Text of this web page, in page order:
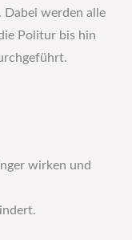
Dabei werden alle
Politur bis hin
wirken und